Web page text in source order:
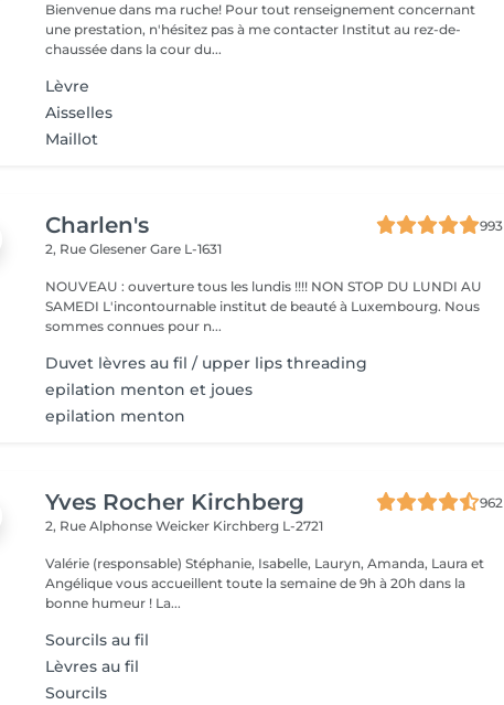
Bienvenue dans ma ruche! Pour tout renseignement concernant
une prestation, n'hésitez pas à me contacter Institut au rez-de-
chaussée dans la cour du...
Lèvre
Aisselles
Maillot
Charlen's
993
2, Rue GlesenerGare L-1631
NOUVEAU : ouverture tous les lundis !!!! NON STOP DU LUNDI AU
SAMEDI L'incontournable institut de beauté à Luxembourg. Nous
sommes connues pour n...
Duvet lèvres au fil / upper lips threading
epilation menton et joues
epilation menton
Yves Rocher Kirchberg
962
2, Rue Alphonse Weicker Kirchberg L-2721
Valérie (responsable) Stéphanie, Isabelle, Lauryn, Amanda, Laura et
Angélique vous accueillent toute la semaine de 9h à 20h dans la
bonne humeur ! La...
Sourcils au fil
Lèvres au fil
Sourcils